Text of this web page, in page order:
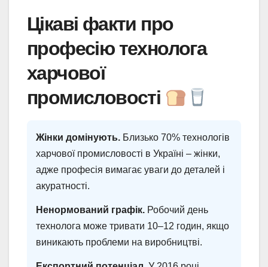
Цікаві факти про
професію технолога
харчової
промисловості
Жінки домінують. Близько 70% технологів
харчової промисловості в Україні – жінки,
адже професія вимагає уваги до деталей і
акуратності.
Ненормований графік. Робочий день
технолога може тривати 10–12 годин, якщо
виникають проблеми на виробництві.